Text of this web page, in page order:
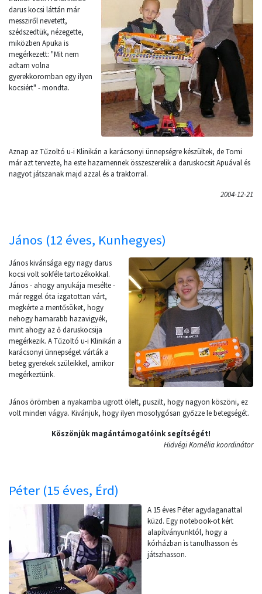
darus kocsi láttán már
messziről nevetett,
szédszedtük, nézegette,
miközben Apuka is
megérkezett: "Mit nem
adtam volna
gyerekkoromban egy ilyen
kocsiért" - mondta.
Aznap az Tűzoltó u-i Klinikán a karácsonyi ünnepségre készültek, de Tomi
már azt tervezte, ha este hazamennek összeszerelik a daruskocsit Apuával és
nagyot játszanak majd azzal és a traktorral.
2004-12-21
János (12 éves, Kunhegyes)
János kivánsága egy nagy darus
kocsi volt sokféle tartozékokkal.
János - ahogy anyukája mesélte -
már reggel óta izgatottan várt,
megkérte a mentősöket, hogy
nehogy hamarabb hazavigyék,
mint ahogy az ő daruskocsija
megérkezik. A Tűzoltó u-i Klinikán a
karácsonyi ünnepséget várták a
beteg gyerekek szüleikkel, amikor
megérkeztünk.
János örömben a nyakamba ugrott ölelt, puszilt, hogy nagyon köszöni, ez
volt minden vágya. Kivánjuk, hogy ilyen mosolygósan győzze le betegségét.
Köszönjük magántámogatóink segítségét!
Hidvégi Kornélia koordinátor
Péter (15 éves, Érd)
A 15 éves Péter agydaganattal
küzd. Egy notebook-ot kért
alapítványunktól, hogy a
kórházban is tanulhasson és
játszhasson.